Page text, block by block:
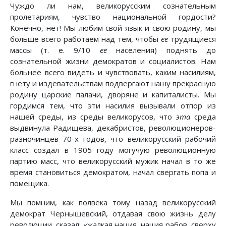
Чуждо ли нам, великорусским сознательным
пролетариям, чувство национальной гордости?
Конечно, нет! Мы любим свой язык и свою родину, мы
больше всего работаем над тем, чтобы ее трудящиеся
массы (т. е. 9/10 еенаселения) поднять до
сознательной жизни демократов и социалистов. Нам
больнее всего видеть и чувствовать, каким насилиям,
гнету и издевательствам подвергают нашу прекрасную
родину царские палачи, дворяне и капиталисты. Мы
гордимся тем, что эти насилия вызывали отпор из
нашей среды, из среды великорусов, что эта среда
выдвинула Радищева, декабристов, революционеров-
разночинцев 70-х годов, что великорусский рабочий
класс создал в 1905 году могучую революционную
партию масс, что великорусский мужик начал в то же
время становиться демократом, начал свергать попа и
помещика.
Мы помним, как полвека тому назад великорусский
демократ Чернышевский, отдавая свою жизнь делу